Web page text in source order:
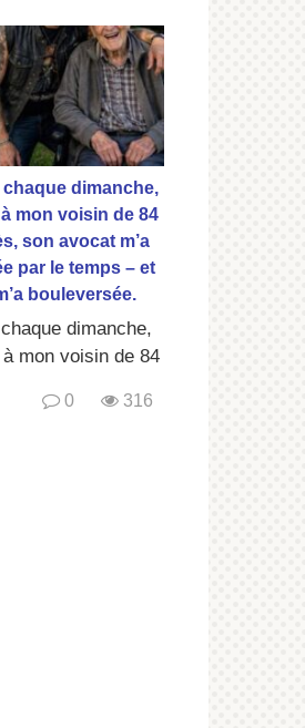
dimanche,
mon voisin de 84
son avocat m’a
par le temps – et
bouleversée.
dimanche,
mon voisin de 84
0 316